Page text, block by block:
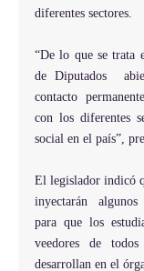
diferentes sectores.
“De lo que se trata
de Diputados
contacto
con los diferentes
social en el país”,
El legislador indicó
inyectarán algunos
para que los
veedores de
desarrollan en el